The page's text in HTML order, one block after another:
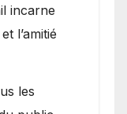
incarne
l’amitié
les